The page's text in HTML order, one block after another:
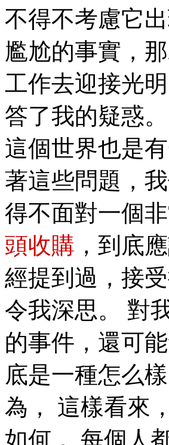
不得不考慮它
尷尬的事實，
工作去迎接光
答了我的疑惑
這個世界也是
著這些問題，
得不面對一個
頭收購 ，到底
經提到過，接
令我深思。 對
的事件，還可
底是一種怎么
為， 這樣看來，
如何， 每個人